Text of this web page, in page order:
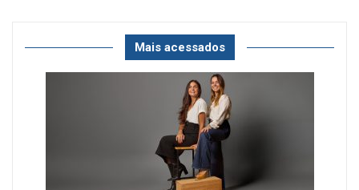
Mais acessados